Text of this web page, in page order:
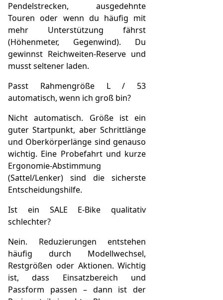
Pendelstrecken, ausgedehnte
Touren oder wenn du häufig mit
mehr Unterstützung fährst
(Höhenmeter, Gegenwind). Du
gewinnst Reichweiten-Reserve und
musst seltener laden.
Passt Rahmengröße L / 53
automatisch, wenn ich groß bin?
Nicht automatisch. Größe ist ein
guter Startpunkt, aber Schrittlänge
und Oberkörperlänge sind genauso
wichtig. Eine Probefahrt und kurze
Ergonomie-Abstimmung
(Sattel/Lenker) sind die sicherste
Entscheidungshilfe.
Ist ein SALE E-Bike qualitativ
schlechter?
Nein. Reduzierungen entstehen
häufig durch Modellwechsel,
Restgrößen oder Aktionen. Wichtig
ist, dass Einsatzbereich und
Passform passen – dann ist der